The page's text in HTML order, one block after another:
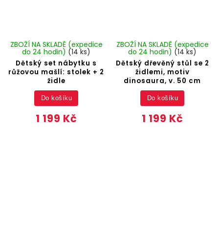
Dětský set nábytku s
růžovou mašlí: stolek + 2
židle
ZBOŽÍ NA SKLADĚ (expedice
do 24 hodin) (14 ks)
1 199 Kč
Do košíku
Dětský dřevěný stůl se 2
židlemi, motiv
dinosaura, v. 50 cm
ZBOŽÍ NA SKLADĚ (expedice
do 24 hodin) (14 ks)
1 199 Kč
Do košíku